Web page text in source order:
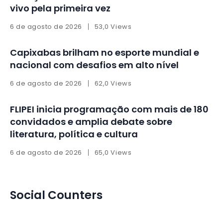
vivo pela primeira vez
6 de agosto de 2026 53,0 Views
Capixabas brilham no esporte mundial e
nacional com desafios em alto nível
6 de agosto de 2026 62,0 Views
FLIPEI inicia programação com mais de 180
convidados e amplia debate sobre
literatura, política e cultura
6 de agosto de 2026 65,0 Views
Social Counters